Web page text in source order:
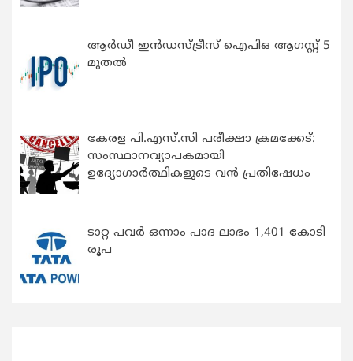
ആർഡീ ഇൻഡസ്ട്രീസ് ഐപിഒ ആഗസ്റ്റ് 5
മുതൽ
കേരള പി.എസ്.സി പരീക്ഷാ ക്രമക്കേട്:
സംസ്ഥാനവ്യാപകമായി
ഉദ്യോഗാര്‍ത്ഥികളുടെ വന്‍ പ്രതിഷേധം
ടാറ്റ പവർ ഒന്നാം പാദ ലാഭം 1,401 കോടി
രൂപ